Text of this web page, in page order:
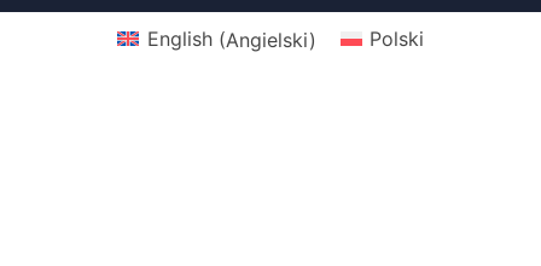
English(Angielski) Polski